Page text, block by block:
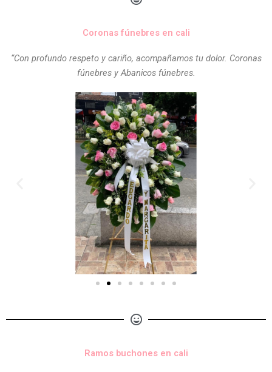
Coronas fúnebres en cali
“Con profundo respeto y cariño, acompañamos tu dolor. Coronas
fúnebres y Abanicos fúnebres.
Ramos buchones en cali